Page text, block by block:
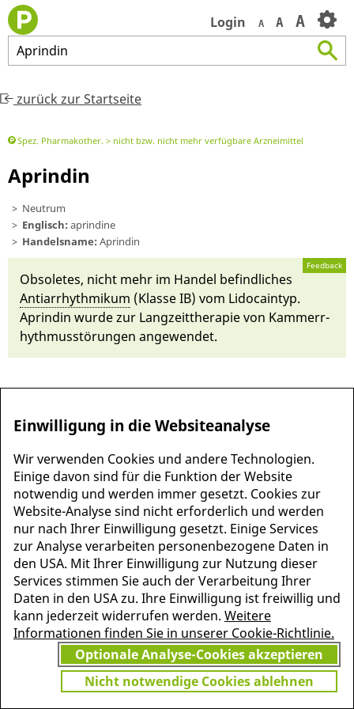
Login A A A
Aprindin
zurück zur Startseite
Spez. Pharmakother. nicht bzw. nicht mehr verfügbare Arzneimittel
Aprindin
Neutrum
Englisch: aprindine
Handelsname: Aprindin
Feedback
Ob­sole­tes, nicht mehr im Handel be­find­liches
Anti­arr­hythmi­kum (Klasse IB) vom Lido­cain­typ.
Aprin­din wur­de zur Lang­zeit­the­rapie von Kammerr­
hythmusstörun­gen an­gewen­det.
MEHR INFORMATIONEN
ZU PSCHYREMBEL
JETZT
GRATIS TESTEN
Vielen Dank für Ihr Interesse
am Pschyrembel! Wenn Sie
unbegrenzten Zugang zu
Einwilligung in die Websiteanalyse
Wir verwenden Cookies und andere Technologien.
Einige davon sind für die Funktion der Website
notwendig und werden immer gesetzt. Cookies zur
Website-Analyse sind nicht erforderlich und werden
nur nach Ihrer Einwilligung gesetzt. Einige Services
zur Analyse verarbeiten personenbezogene Daten in
den USA. Mit Ihrer Einwilligung zur Nutzung dieser
Services stimmen Sie auch der Verarbeitung Ihrer
Daten in den USA zu. Ihre Einwilligung ist freiwillig und
kann jederzeit widerrufen werden. Weitere
Informationen finden Sie in unserer Cookie-Richtlinie.
Optionale Analyse-Cookies akzeptieren
Nicht notwendige Cookies ablehnen